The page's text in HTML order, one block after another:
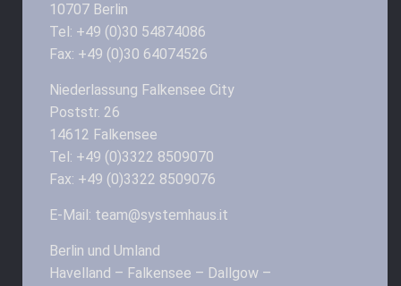
10707 Berlin
Tel: +49 (0)30 54874086
Fax: +49 (0)30 64074526
Niederlassung Falkensee City
Poststr. 26
14612 Falkensee
Tel: +49 (0)3322 8509070
Fax: +49 (0)3322 8509076
E-Mail: team@systemhaus.it
Berlin und Umland
Havelland – Falkensee – Dallgow –